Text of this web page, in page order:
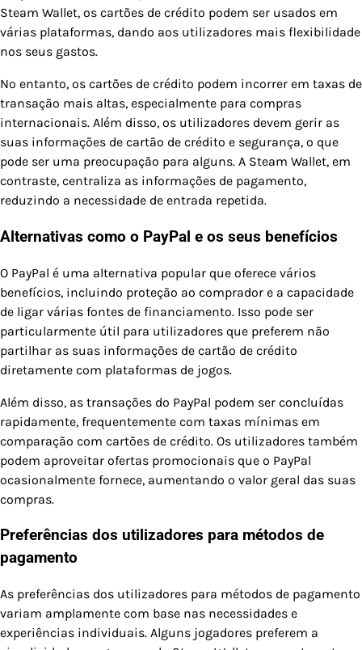
Steam Wallet, os cartões de crédito podem ser usados em
várias plataformas, dando aos utilizadores mais flexibilidade
nos seus gastos.
No entanto, os cartões de crédito podem incorrer em taxas de
transação mais altas, especialmente para compras
internacionais. Além disso, os utilizadores devem gerir as
suas informações de cartão de crédito e segurança, o que
pode ser uma preocupação para alguns. A Steam Wallet, em
contraste, centraliza as informações de pagamento,
reduzindo a necessidade de entrada repetida.
Alternativas como o PayPal e os seus benefícios
O PayPal é uma alternativa popular que oferece vários
benefícios, incluindo proteção ao comprador e a capacidade
de ligar várias fontes de financiamento. Isso pode ser
particularmente útil para utilizadores que preferem não
partilhar as suas informações de cartão de crédito
diretamente com plataformas de jogos.
Além disso, as transações do PayPal podem ser concluídas
rapidamente, frequentemente com taxas mínimas em
comparação com cartões de crédito. Os utilizadores também
podem aproveitar ofertas promocionais que o PayPal
ocasionalmente fornece, aumentando o valor geral das suas
compras.
Preferências dos utilizadores para métodos de
pagamento
As preferências dos utilizadores para métodos de pagamento
variam amplamente com base nas necessidades e
experiências individuais. Alguns jogadores preferem a